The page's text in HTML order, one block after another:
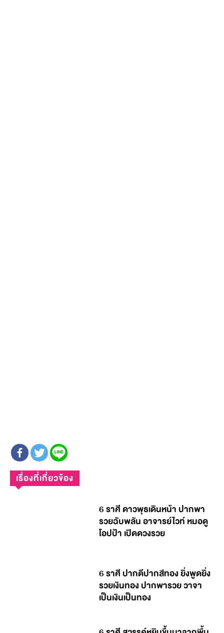
เรื่องที่เกี่ยวข้อง
6 ราศี ดาวพุธเดินหน้า ปากพา
รวยฉับพลัน อาจารย์ไวท์ หมอดู
โอปป้า เปิดดวงรวย
6 ราศี ปากดีปากสีทอง ยิ่งพูดยิ่ง
รวยเงินทอง ปากพารวย วาจา
เป็นเงินเป็นทอง